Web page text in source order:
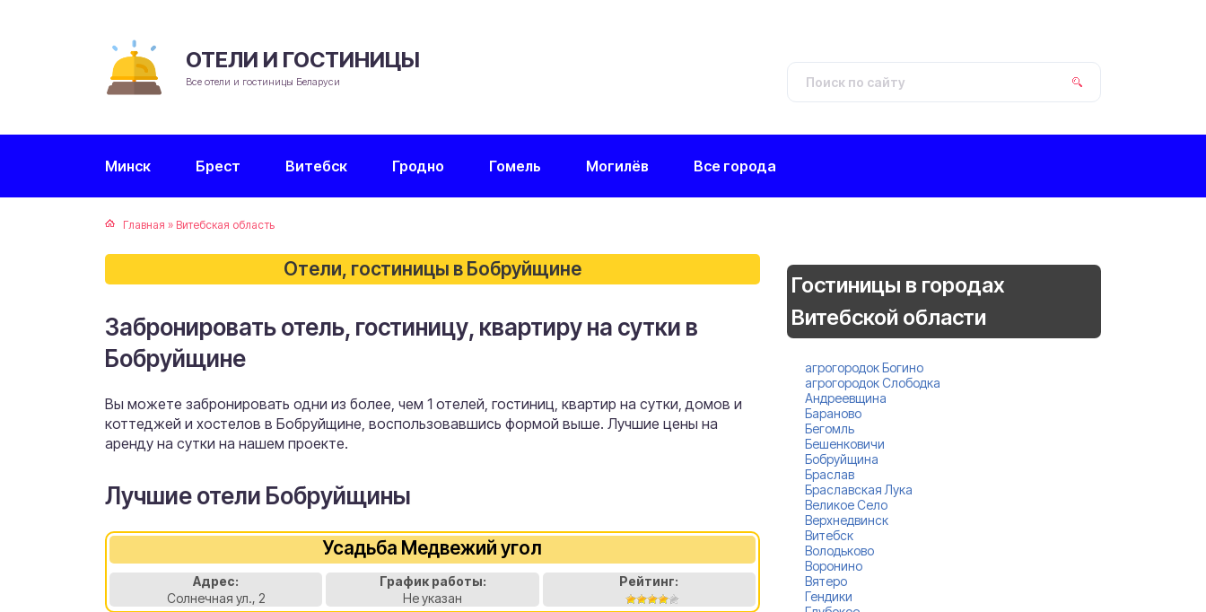
ОТЕЛИ И ГОСТИНИЦЫ
Все отели и гостиницы Беларуси
Минск Брест Витебск Гродно Гомель Могилёв Все города
Главная » Витебская область
Отели, гостиницы в Бобруйщине
Забронировать отель, гостиницу, квартиру на сутки в
Бобруйщине
Вы можете забронировать одни из более, чем 1 отелей, гостиниц, квартир на сутки, домов и
коттеджей и хостелов в Бобруйщине, воспользовавшись формой выше. Лучшие цены на
аренду на сутки на нашем проекте.
Лучшие отели Бобруйщины
Усадьба Медвежий угол
Адрес:
Солнечная ул., 2
График работы:
Не указан
Рейтинг:
Гостиницы в городах
Витебской области
агрогородок Богино
агрогородок Слободка
Андреевщина
Бараново
Бегомль
Бешенковичи
Бобруйщина
Браслав
Браславская Лука
Великое Село
Верхнедвинск
Витебск
Володьково
Воронино
Вятеро
Гендики